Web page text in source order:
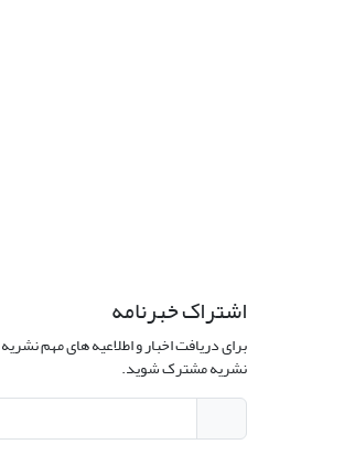
اشتراک خبرنامه
برای دریافت اخبار و اطلاعیه های مهم
نشریه مشترک شوید.